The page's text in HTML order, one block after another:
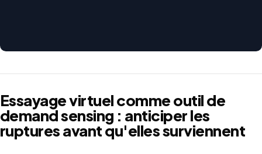
Essayage virtuel comme outil de
demand sensing : anticiper les
ruptures avant qu'elles surviennent